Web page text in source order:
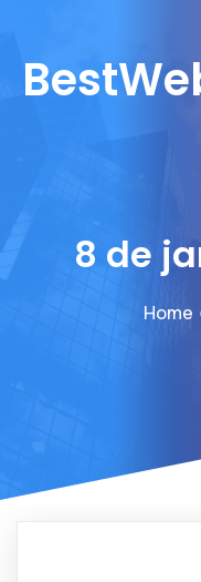
8 de
Home